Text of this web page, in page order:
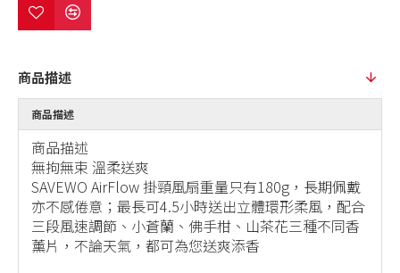
商品描述
商品描述
商品描述
無拘無束 溫柔送爽
SAVEWO AirFlow 掛頸風扇重量只有180g，長期佩戴
亦不感倦意；最長可4.5小時送出立體環形柔風，配合
三段風速調節、小蒼蘭、佛手柑、山茶花三種不同香
薰片，不論天氣，都可為您送爽添香